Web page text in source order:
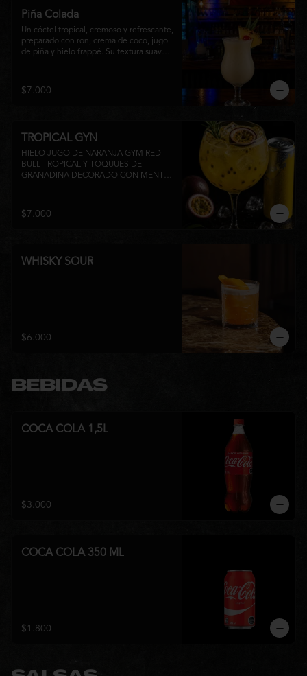
Piña Colada
Un cóctel tropical, cremoso y refrescante,
preparado con ron, crema de coco, jugo
de piña y hielo frappé. Su textura suave y
disfrutar de un momento de relajo o
acompañar la experiencia gastronómica
$7.000
TROPICAL GYN
HIELO JUGO DE NARANJA GYM RED
BULL TROPICAL Y TOQUUES DE
GRANADINA DECORADO CON MENTA
$7.000
WHISKY SOUR
$6.000
BEBIDAS
COCA COLA 1,5L
$3.000
COCA COLA 350 ML
$1.800